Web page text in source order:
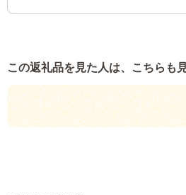
この返礼品を見た人は、こちらも